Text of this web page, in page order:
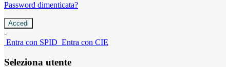
Password dimenticata?
-
Entra con SPID Entra con CIE
Seleziona utente